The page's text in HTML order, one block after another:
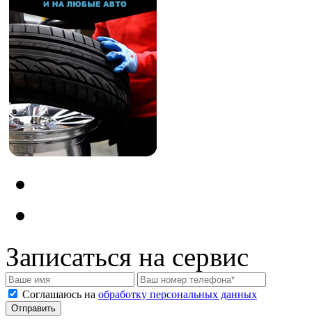
Записаться на сервис
Соглашаюсь на обработку персональных данных